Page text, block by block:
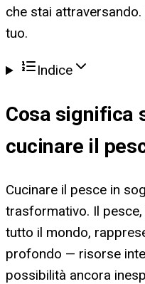
che stai
tuo.
Indice
Cosa significa
cucinare il
Cucinare il pesce in
trasformativo. Il
tutto il mondo,
profondo — risorse
possibilità ancora